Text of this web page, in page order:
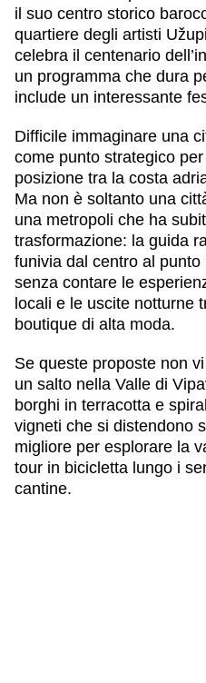
il suo centro storico
quartiere degli artisti
celebra il centenario
un programma che dura
include un interessante
Difficile immaginare una
come punto strategico
posizione tra la costa
Ma non è soltanto una
una metropoli che ha
trasformazione: la guida
funivia dal centro al
senza contare le
locali e le uscite notturne
boutique di alta moda.
Se queste proposte non
un salto nella Valle di
borghi in terracotta e
vigneti che si distendono
migliore per esplorare la
tour in bicicletta lungo i
cantine.